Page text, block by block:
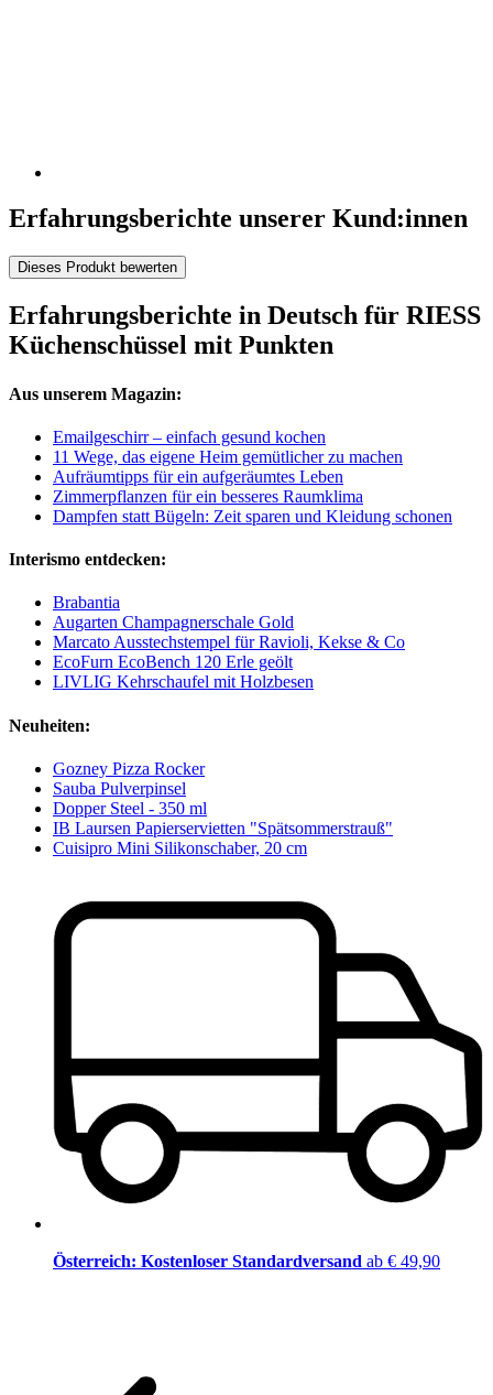
Erfahrungsberichte unserer Kund:innen
Dieses Produkt bewerten
Erfahrungsberichte in Deutsch für RIESS
Küchenschüssel mit Punkten
Aus unserem Magazin:
Emailgeschirr – einfach gesund kochen
11 Wege, das eigene Heim gemütlicher zu machen
Aufräumtipps für ein aufgeräumtes Leben
Zimmerpflanzen für ein besseres Raumklima
Dampfen statt Bügeln: Zeit sparen und Kleidung schonen
Interismo entdecken:
Brabantia
Augarten Champagnerschale Gold
Marcato Ausstechstempel für Ravioli, Kekse & Co
EcoFurn EcoBench 120 Erle geölt
LIVLIG Kehrschaufel mit Holzbesen
Neuheiten:
Gozney Pizza Rocker
Sauba Pulverpinsel
Dopper Steel - 350 ml
IB Laursen Papierservietten "Spätsommerstrauß"
Cuisipro Mini Silikonschaber, 20 cm
Österreich: Kostenloser Standardversand ab € 49,90